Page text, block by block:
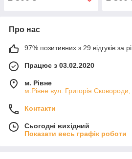
Про нас
97% позитивних з 29 відгуків за
Працює з 03.02.2020
м. Рівне
м.Рівне вул. Григорія
Контакти
Сьогодні вихідний
Показати весь графік роботи